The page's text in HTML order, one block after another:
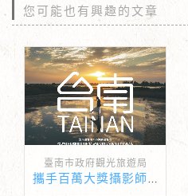
您可能也有興趣的文章
臺南市政府觀光旅遊局
攜手百萬大獎攝影師千紅台南風景「倒影」現身香港